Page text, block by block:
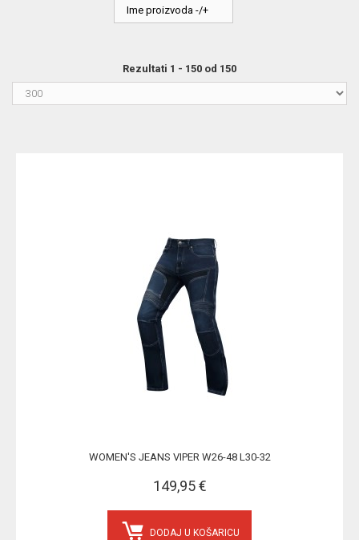
Ime proizvoda -/+
Rezultati 1 - 150 od 150
WOMEN'S JEANS VIPER W26-48 L30-32
149,95 €
DODAJ U KOŠARICU